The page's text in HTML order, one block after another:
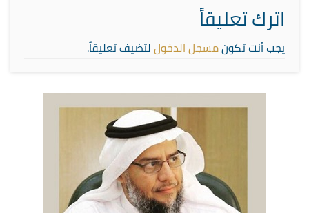
اترك تعليقاً
يجب أنت تكونمسجل الدخوللتضيف تعليقاً.